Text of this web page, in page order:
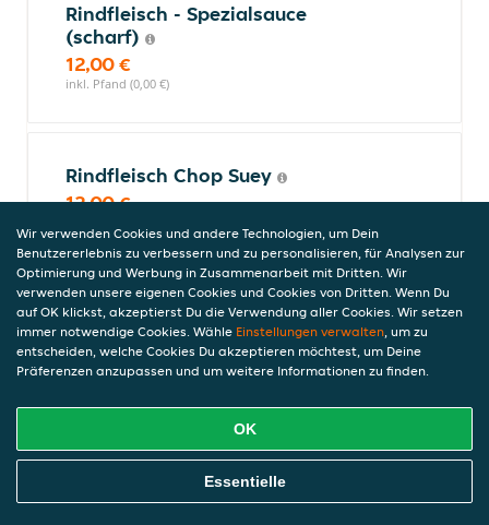
Rindfleisch - Spezialsauce
(scharf)
12,00 €
inkl. Pfand (0,00 €)
Rindfleisch Chop Suey
12,00 €
Rindfleisch - Barbecuesauce
12,00 €
inkl. Pfand (0,00 €)
Chinesisch - Garnelengerichte
Online Essen Bestellen
Wir verwenden Cookies und andere Technologien, um Dein
Benutzererlebnis zu verbessern und zu personalisieren, für Analysen zur
Optimierung und Werbung in Zusammenarbeit mit Dritten. Wir
verwenden unsere eigenen Cookies und Cookies von Dritten. Wenn Du
auf OK klickst, akzeptierst Du die Verwendung aller Cookies. Wir setzen
immer notwendige Cookies. Wähle Einstellungen verwalten, um zu
entscheiden, welche Cookies Du akzeptieren möchtest, um Deine
Präferenzen anzupassen und um weitere Informationen zu finden.
OK
Essentielle